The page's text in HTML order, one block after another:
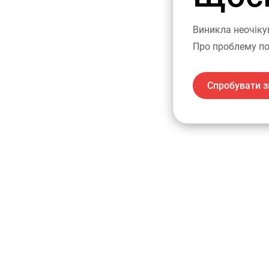
Виникла
Про проблему
Спробувати